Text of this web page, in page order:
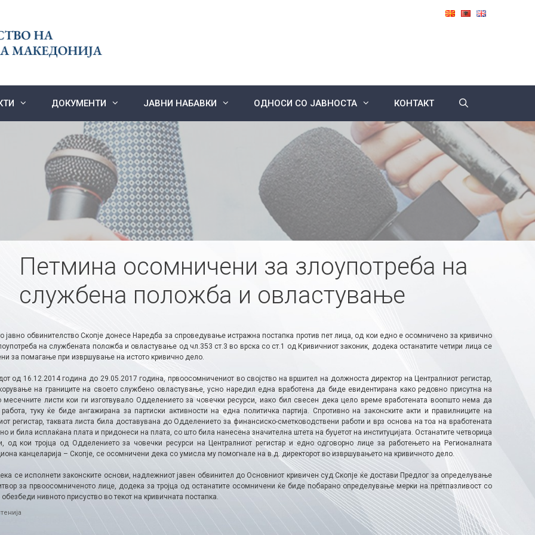
ДОКУМЕНТИ ЈАВНИ НАБАВКИ ОДНОСИ СО ЈАВНОСТА КОНТАКТ
Петмина осомничени за злоупотреба на
службена положба и овластување
јавно обвинителство Скопје донесе Наредба за спроведување истражна постапка против пет лица, од кои едно е осомничено за кривично
на службената положба и овластување од чл.353 ст.3 во врска со ст.1 од Кривичниот законик, додека останатите четири лица се
за помагање при извршување на истото кривично дело.
од 16.12.2014 година до 29.05.2017 година, првоосомничениот во својство на вршител на должноста директор на Централниот регистар,
на границите на своето службено овластување, усно наредил една вработена да биде евидентирана како редовно присутна на
месечните листи кои ги изготвувало Одделението за човечки ресурси, иако бил свесен дека цело време вработената воопшто нема да
туку ќе биде ангажирана за партиски активности на една политичка партија. Спротивно на законските акти и правилниците на
регистар, таквата листа била доставувана до Одделението за финансиско-сметководствени работи и врз основа на тоа на вработената
и била исплаќана плата и придонеси на плата, со што била нанесена значителна штета на буџетот на институцијата. Останатите четворица
од кои тројца од Одделението за човечки ресурси на Централниот регистар и едно одговорно лице за работењето на Регионалната
канцеларија – Скопје, се осомничени дека со умисла му помогнале на в.д. директорот во извршувањето на кривичното дело.
се исполнети законските основи, надлежниот јавен обвинител до Основниот кривичен суд Скопје ќе достави Предлог за определување
за првоосомниченото лице, додека за тројца од останатите осомничени ќе биде побарано определување мерки на претпазливост со
нивното присуство во текот на кривичната постапка.